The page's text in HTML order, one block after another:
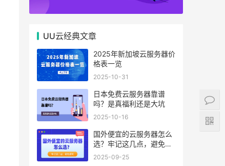
UU云经典文章
2025年新加坡云服务器价
格表一览
2025-10-31
日本免费云服务器靠谱
吗？是真福利还是大坑
2025-10-16
国外便宜的云服务器怎么
选？牢记这几点，避免踩
坑
2025-09-25